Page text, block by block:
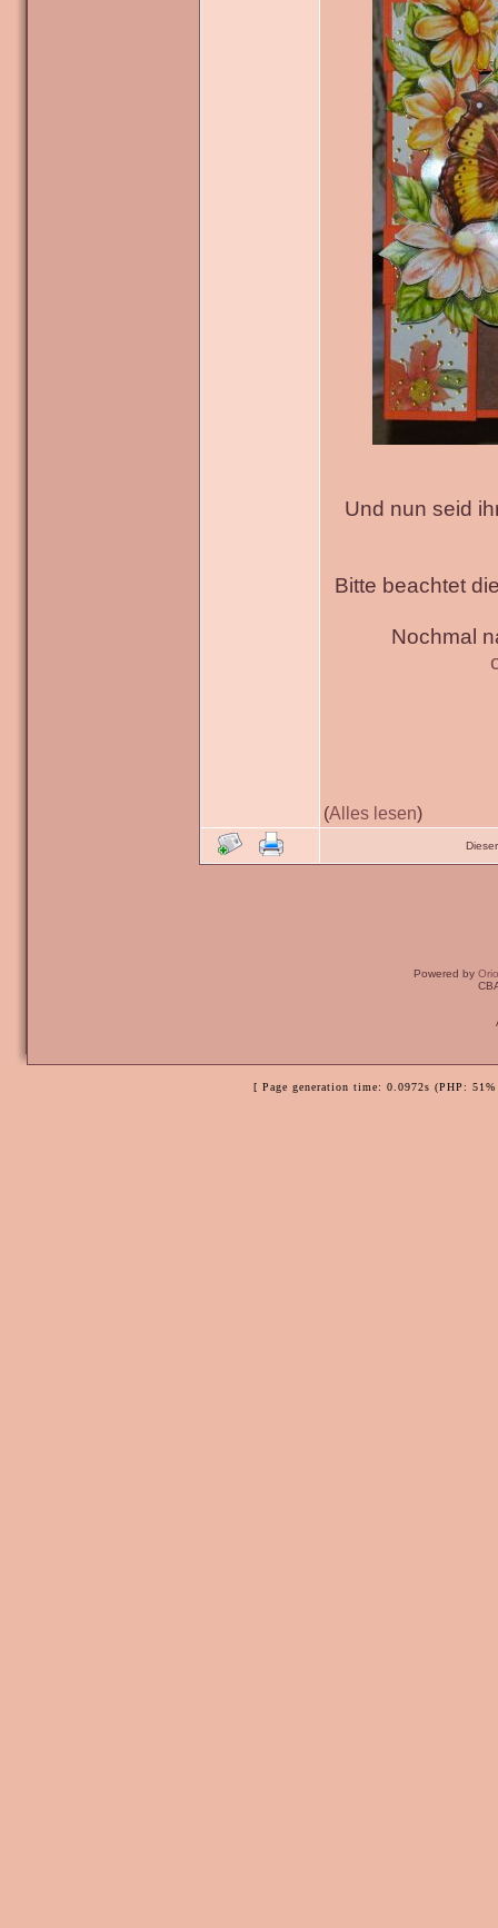
Und nun seid
Bitte beachtet
Nochmal
(Alles lesen)
Powered by
[ Page generation time: 0.0972s (PHP: